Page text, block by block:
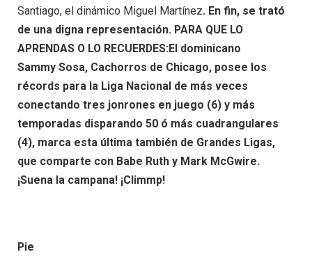
Santiago, el dinámico Miguel Martínez. En fin, se trató
de una digna representación. PARA QUE LO
APRENDAS O LO RECUERDES:El dominicano
Sammy Sosa, Cachorros de Chicago, posee los
récords para la Liga Nacional de más veces
conectando tres jonrones en juego (6) y más
temporadas disparando 50 ó más cuadrangulares
(4), marca esta última también de Grandes Ligas,
que comparte con Babe Ruth y Mark McGwire.
¡Suena la campana! ¡Climmp!
Pie